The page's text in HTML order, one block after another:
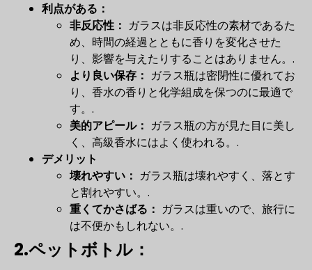
利点がある：
非反応性： ガラスは非反応性の素材であるた
め、時間の経過とともに香りを変化させた
り、影響を与えたりすることはありません。.
より良い保存： ガラス瓶は密閉性に優れてお
り、香水の香りと化学組成を保つのに最適で
す。.
美的アピール： ガラス瓶の方が見た目に美し
く、高級香水にはよく使われる。.
デメリット
壊れやすい： ガラス瓶は壊れやすく、落とす
と割れやすい。.
重くてかさばる： ガラスは重いので、旅行に
は不便かもしれない。.
2.ペットボトル：